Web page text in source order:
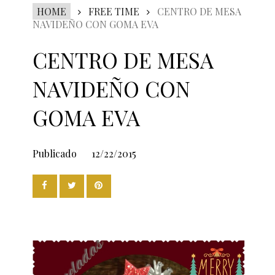
HOME FREE TIME
CENTRO DE MESA
NAVIDEÑO CON GOMA EVA
CENTRO DE MESA
NAVIDEÑO CON
GOMA EVA
Publicado 12/22/2015